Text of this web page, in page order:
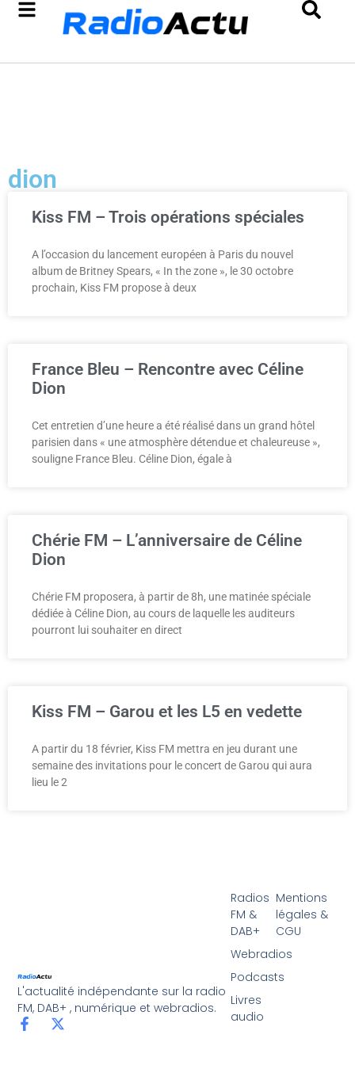
dion
Kiss FM – Trois opérations spéciales
A l’occasion du lancement européen à Paris du nouvel
album de Britney Spears, « In the zone », le 30 octobre
prochain, Kiss FM propose à deux
France Bleu – Rencontre avec Céline
Dion
Cet entretien d’une heure a été réalisé dans un grand hôtel
parisien dans « une atmosphère détendue et chaleureuse »,
souligne France Bleu. Céline Dion, égale à
Chérie FM – L’anniversaire de Céline
Dion
Chérie FM proposera, à partir de 8h, une matinée spéciale
dédiée à Céline Dion, au cours de laquelle les auditeurs
pourront lui souhaiter en direct
Kiss FM – Garou et les L5 en vedette
A partir du 18 février, Kiss FM mettra en jeu durant une
semaine des invitations pour le concert de Garou qui aura
lieu le 2
L'actualité indépendante sur la radio
FM, DAB+ , numérique et webradios.
Radios
FM &
DAB+
Webradios
Podcasts
Livres
audio
Mentions
légales &
CGU